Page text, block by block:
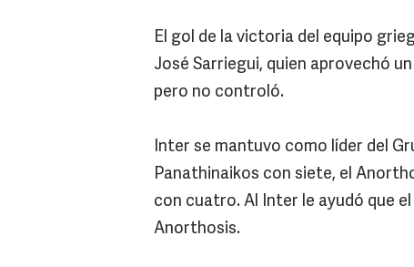
El gol de la victoria del equipo
José Sarriegui, quien aprovechó
pero no controló.
Inter se mantuvo como líder del
Panathinaikos con siete, el
con cuatro. Al Inter le ayudó que
Anorthosis.